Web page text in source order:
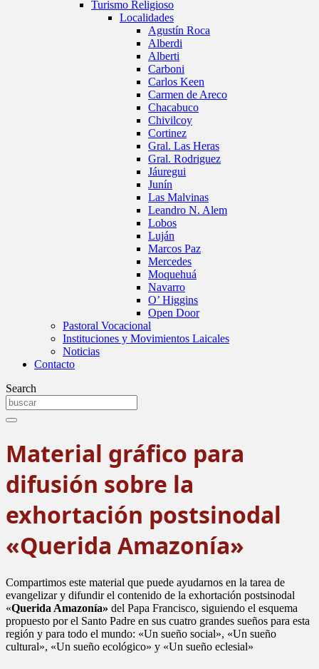
Turismo Religioso
Localidades
Agustín Roca
Alberdi
Alberti
Carboni
Carlos Keen
Carmen de Areco
Chacabuco
Chivilcoy
Cortinez
Gral. Las Heras
Gral. Rodriguez
Jáuregui
Junín
Las Malvinas
Leandro N. Alem
Lobos
Luján
Marcos Paz
Mercedes
Moquehuá
Navarro
O’ Higgins
Open Door
Pastoral Vocacional
Instituciones y Movimientos Laicales
Noticias
Contacto
Search
Material gráfico para
difusión sobre la
exhortación postsinodal
«Querida Amazonía»
Compartimos este material que puede ayudarnos en la tarea de
evangelizar y difundir el contenido de la exhortación postsinodal
«Querida Amazonía» del Papa Francisco, siguiendo el esquema
propuesto por el Santo Padre en sus cuatro grandes sueños para esta
región y para todo el mundo: «Un sueño social», «Un sueño
cultural», «Un sueño ecológico» y «Un sueño eclesial»